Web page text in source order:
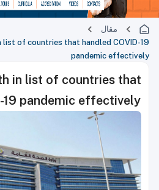
مقال
list of countries that handled COVID-19
pandemic effectively
in list of countries that
19 pandemic effectively